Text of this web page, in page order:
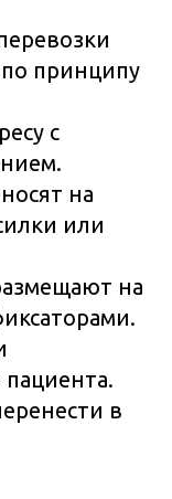
принципу
с
на
или
на
в